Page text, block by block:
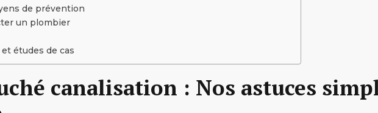
de prévention
un plombier
études de cas
canalisation : Nos astuces